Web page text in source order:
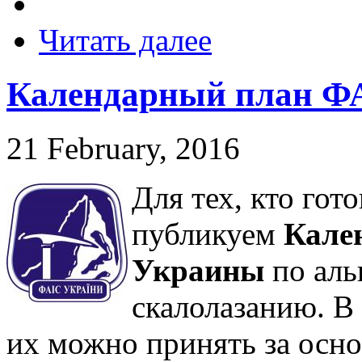
Читать далее
Календарный план
21 February, 2016
Для тех, кто
публикуем
Украины по
скалолазанию.
их можно принять за